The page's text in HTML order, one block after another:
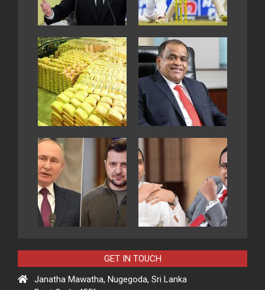
GET IN TOUCH
Janatha Mawatha, Nugegoda, Sri Lanka